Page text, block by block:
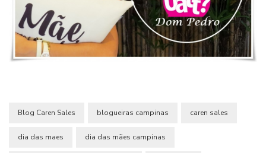
Blog Caren Sales blogueiras campinas caren sales
dia das maes dia das mães campinas